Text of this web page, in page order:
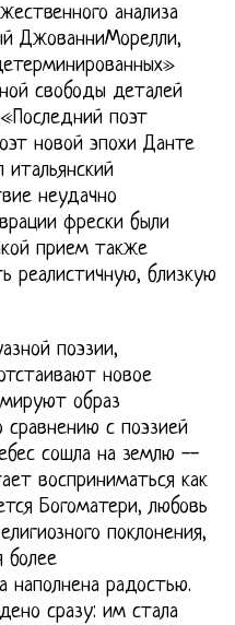
анализа
ДжованниМорелли,
свободы деталей
поэт
новой эпохи Данте
итальянский
неудачно
фрески были
прием также
реалистичную, близкую
поэзии,
новое
образ
с поэзией
сошла на землю --
восприниматься как
Богоматери, любовь
поклонения,
более
наполнена радостью.
сразу: им стала